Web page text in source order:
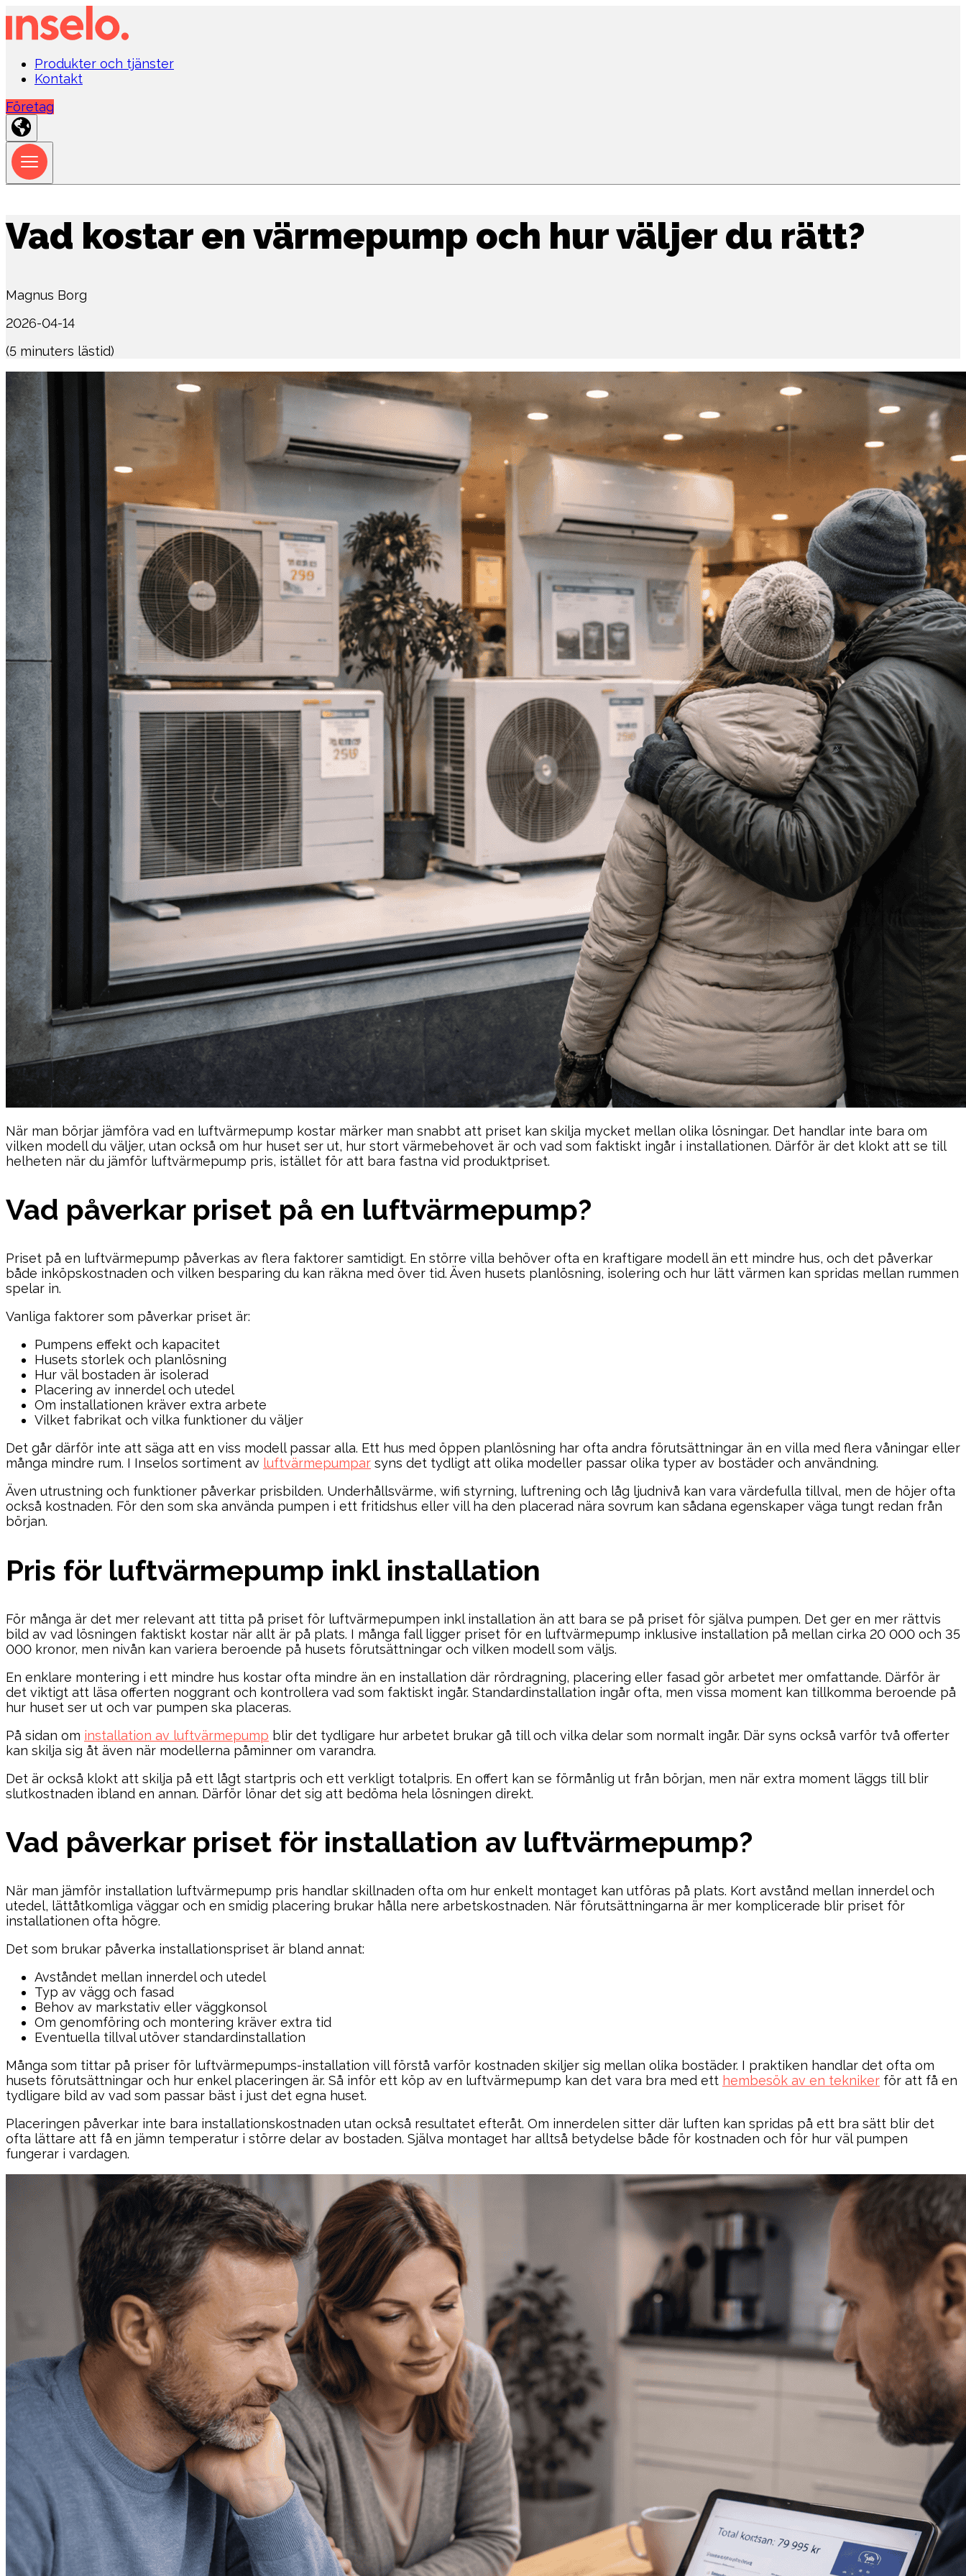
Produkter och tjänster
Kontakt
Företag
Vad kostar en värmepump och hur väljer du rätt?
Magnus Borg
2026-04-14
(5 minuters lästid)
När man börjar jämföra vad en luftvärmepump kostar märker man snabbt att priset kan skilja mycket mellan olika lösningar. Det handlar inte bara om
vilken modell du väljer, utan också om hur huset ser ut, hur stort värmebehovet är och vad som faktiskt ingår i installationen. Därför är det klokt att se till
helheten när du jämför luftvärmepump pris, istället för att bara fastna vid produktpriset.
Vad påverkar priset på en luftvärmepump?
Priset på en luftvärmepump påverkas av flera faktorer samtidigt. En större villa behöver ofta en kraftigare modell än ett mindre hus, och det påverkar
både inköpskostnaden och vilken besparing du kan räkna med över tid. Även husets planlösning, isolering och hur lätt värmen kan spridas mellan rummen
spelar in.
Vanliga faktorer som påverkar priset är:
Pumpens effekt och kapacitet
Husets storlek och planlösning
Hur väl bostaden är isolerad
Placering av innerdel och utedel
Om installationen kräver extra arbete
Vilket fabrikat och vilka funktioner du väljer
Det går därför inte att säga att en viss modell passar alla. Ett hus med öppen planlösning har ofta andra förutsättningar än en villa med flera våningar eller
många mindre rum. I Inselos sortiment av luftvärmepumpar syns det tydligt att olika modeller passar olika typer av bostäder och användning.
Även utrustning och funktioner påverkar prisbilden. Underhållsvärme, wifi styrning, luftrening och låg ljudnivå kan vara värdefulla tillval, men de höjer ofta
också kostnaden. För den som ska använda pumpen i ett fritidshus eller vill ha den placerad nära sovrum kan sådana egenskaper väga tungt redan från
början.
Pris för luftvärmepump inkl installation
För många är det mer relevant att titta på priset för luftvärmepumpen inkl installation än att bara se på priset för själva pumpen. Det ger en mer rättvis
bild av vad lösningen faktiskt kostar när allt är på plats. I många fall ligger priset för en luftvärmepump inklusive installation på mellan cirka 20 000 och 35
000 kronor, men nivån kan variera beroende på husets förutsättningar och vilken modell som väljs.
En enklare montering i ett mindre hus kostar ofta mindre än en installation där rördragning, placering eller fasad gör arbetet mer omfattande. Därför är
det viktigt att läsa offerten noggrant och kontrollera vad som faktiskt ingår. Standardinstallation ingår ofta, men vissa moment kan tillkomma beroende på
hur huset ser ut och var pumpen ska placeras.
På sidan om installation av luftvärmepump blir det tydligare hur arbetet brukar gå till och vilka delar som normalt ingår. Där syns också varför två offerter
kan skilja sig åt även när modellerna påminner om varandra.
Det är också klokt att skilja på ett lågt startpris och ett verkligt totalpris. En offert kan se förmånlig ut från början, men när extra moment läggs till blir
slutkostnaden ibland en annan. Därför lönar det sig att bedöma hela lösningen direkt.
Vad påverkar priset för installation av luftvärmepump?
När man jämför installation luftvärmepump pris handlar skillnaden ofta om hur enkelt montaget kan utföras på plats. Kort avstånd mellan innerdel och
utedel, lättåtkomliga väggar och en smidig placering brukar hålla nere arbetskostnaden. När förutsättningarna är mer komplicerade blir priset för
installationen ofta högre.
Det som brukar påverka installationspriset är bland annat:
Avståndet mellan innerdel och utedel
Typ av vägg och fasad
Behov av markstativ eller väggkonsol
Om genomföring och montering kräver extra tid
Eventuella tillval utöver standardinstallation
Många som tittar på priser för luftvärmepumps-installation vill förstå varför kostnaden skiljer sig mellan olika bostäder. I praktiken handlar det ofta om
husets förutsättningar och hur enkel placeringen är. Så inför ett köp av en luftvärmepump kan det vara bra med ett hembesök av en tekniker för att få en
tydligare bild av vad som passar bäst i just det egna huset.
Placeringen påverkar inte bara installationskostnaden utan också resultatet efteråt. Om innerdelen sitter där luften kan spridas på ett bra sätt blir det
ofta lättare att få en jämn temperatur i större delar av bostaden. Själva montaget har alltså betydelse både för kostnaden och för hur väl pumpen
fungerar i vardagen.